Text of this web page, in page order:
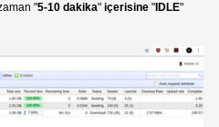
"5-10 dakika" içerisine " IDLE"